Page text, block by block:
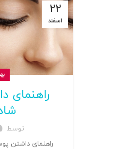
۲۲
اسفند
توسط
راهنمای داشتن